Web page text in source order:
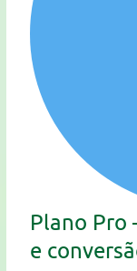
Plano Pro
e